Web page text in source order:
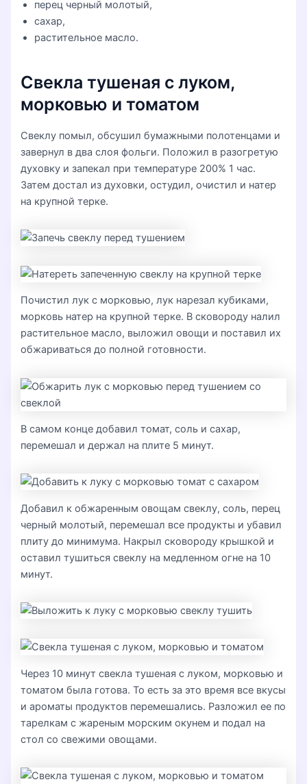
перец черный молотый,
сахар,
растительное масло.
Свекла тушеная с луком,
морковью и томатом
Свеклу помыл, обсушил бумажными полотенцами и
завернул в два слоя фольги. Положил в разогретую
духовку и запекал при температуре 200% 1 час.
Затем достал из духовки, остудил, очистил и натер
на крупной терке.
Почистил лук с морковью, лук нарезал кубиками,
морковь натер на крупной терке. В сковороду налил
растительное масло, выложил овощи и поставил их
обжариваться до полной готовности.
В самом конце добавил томат, соль и сахар,
перемешал и держал на плите 5 минут.
Добавил к обжаренным овощам свеклу, соль, перец
черный молотый, перемешал все продукты и убавил
плиту до минимума. Накрыл сковороду крышкой и
оставил тушиться свеклу на медленном огне на 10
минут.
Через 10 минут свекла тушеная с луком, морковью и
томатом была готова. То есть за это время все вкусы
и ароматы продуктов перемешались. Разложил ее по
тарелкам с жареным морским окунем и подал на
стол со свежими овощами.